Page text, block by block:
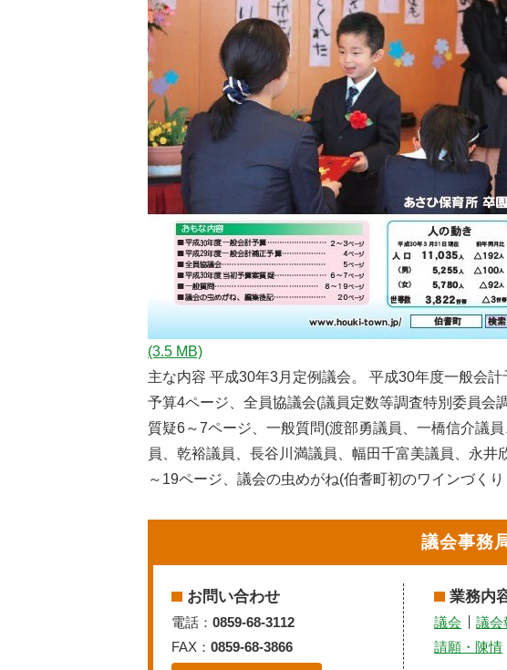
(3.5 MB)
主な内容 平成30年3月定例議会。 平成30年度一般会
予算4ページ、全員協議会(議員定数等調査特別委員会
質疑6～7ページ、一般質問(渡部勇議員、一橋信介議
員、乾裕議員、長谷川満議員、幅田千富美議員、永
～19ページ、議会の虫めがね(伯耆町初のワインづく
議会事務
お問い合わせ
電話： 0859-68-3112
FAX： 0859-68-3866
業務内
議会 議会
請願・陳情